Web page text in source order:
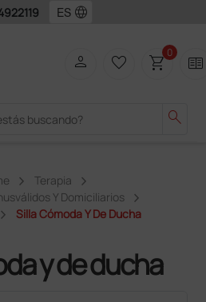
language
search
person favorite_border shopping_cart0 two_pager
Terapia
Y Domiciliarios
Silla Cómoda Y De Ducha
y de ducha